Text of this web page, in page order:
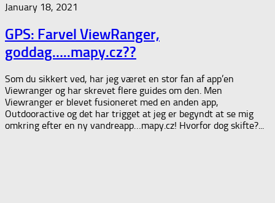
January 18, 2021
GPS: Farvel ViewRanger,
goddag…..mapy.cz??
Som du sikkert ved, har jeg været en stor fan af app’en
Viewranger og har skrevet flere guides om den. Men
Viewranger er blevet fusioneret med en anden app,
Outdooractive og det har trigget at jeg er begyndt at se mig
omkring efter en ny vandreapp…mapy.cz! Hvorfor dog skifte?...